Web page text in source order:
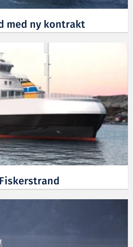
med ny kontrakt